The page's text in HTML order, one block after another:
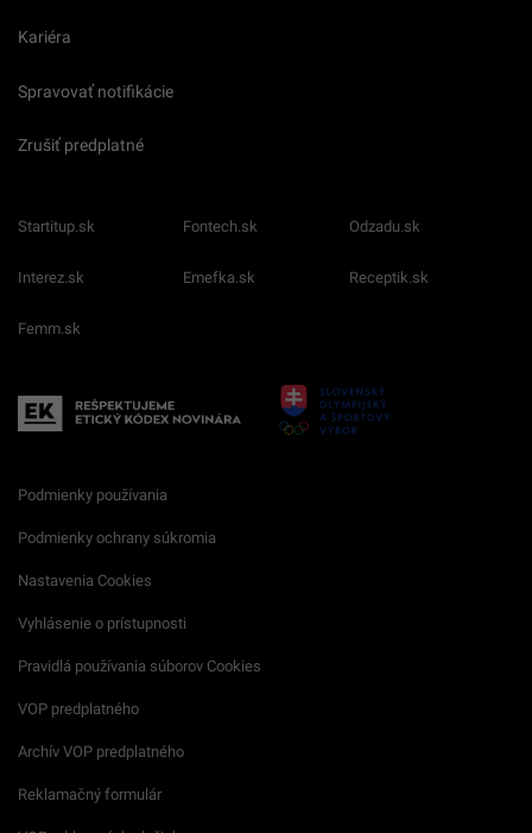
Kariéra
Spravovať notifikácie
Zrušiť predplatné
Startitup.sk Fontech.sk Odzadu.sk
Interez.sk Emefka.sk Receptik.sk
Femm.sk
Podmienky používania
Podmienky ochrany súkromia
Nastavenia Cookies
Vyhlásenie o prístupnosti
Pravidlá používania súborov Cookies
VOP predplatného
Archív VOP predplatného
Reklamačný formulár